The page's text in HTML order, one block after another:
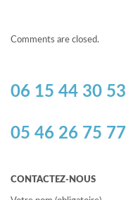
Comments are closed.
06 15 44 30 53
05 46 26 75 77
CONTACTEZ-NOUS